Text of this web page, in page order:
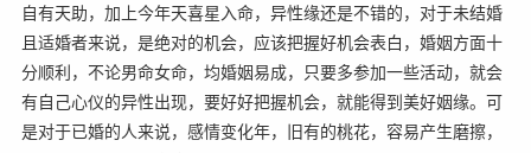
自有天助，加上今年天喜星入命，异性缘还是不错的，对于未结婚
且适婚者来说，是绝对的机会，应该把握好机会表白，婚姻方面十
分顺利，不论男命女命，均婚姻易成，只要多参加一些活动，就会
有自己心仪的异性出现，要好好把握机会，就能得到美好姻缘。可
是对于已婚的人来说，感情变化年，旧有的桃花，容易产生磨擦，